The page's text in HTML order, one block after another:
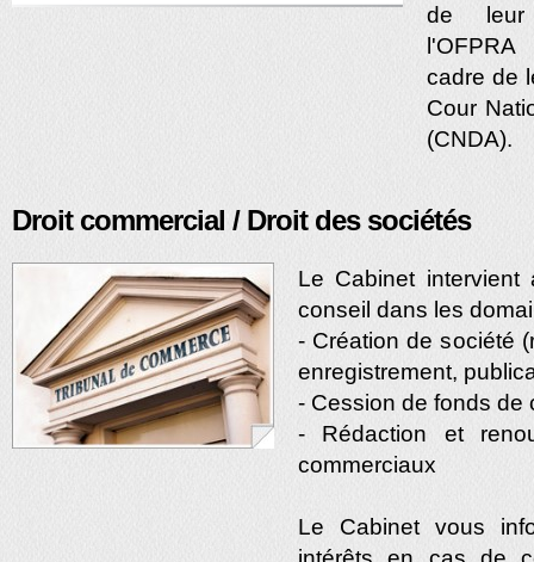
de leur
cadre de
Cour
(CNDA).
Droit commercial / Droit des sociétés
Le Cabinet
conseil dans les
- Création de société
enregistrement,
- Cession de fonds de
- Rédaction et
commerciaux
Le Cabinet vous